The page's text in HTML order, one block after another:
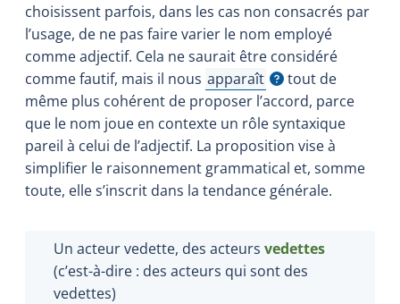
choisissent parfois, dans les cas non consacrés par
l’usage, de ne pas faire varier le nom employé
comme adjectif. Cela ne saurait être considéré
comme fautif, mais il nous apparaît
Afficher l'infobulle
tout de
même plus cohérent de proposer l’accord, parce
que le nom joue en contexte un rôle syntaxique
pareil à celui de l’adjectif. La proposition vise à
simplifier le raisonnement grammatical et, somme
toute, elle s’inscrit dans la tendance générale.
Un acteur vedette, des acteurs vedettes
(c’est-à-dire : des acteurs qui sont des
vedettes)